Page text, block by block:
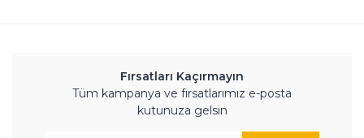
Fırsatları Kaçırmayın
Tüm kampanya ve fırsatlarımız e-posta
kutunuza gelsin